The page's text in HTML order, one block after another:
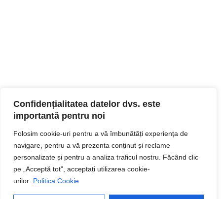
Confidențialitatea datelor dvs. este
importantă pentru noi
Folosim cookie-uri pentru a vă îmbunătăți experiența de
navigare, pentru a vă prezenta conținut și reclame
personalizate și pentru a analiza traficul nostru. Făcând clic
pe „Acceptă tot”, acceptați utilizarea cookie-
urilor. Politica Cookie